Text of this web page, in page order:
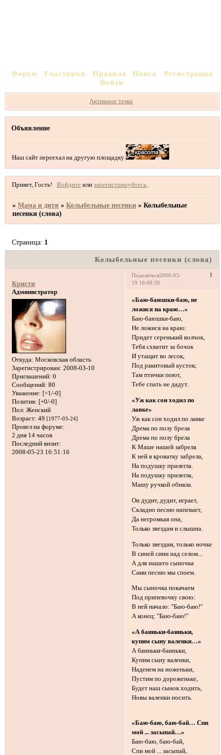
Форум Участники Правила Поиск
Регистрация
Войти
Активные темы
Объявление
Наш сайт переехал на другую площадку
Привет, Гость! Войдите илизарегистрируйтесь
»Мама и дитя »Колыбельные песенки »Колыбельные
песенки (слова)
Колыбельные песенки (слова)
Страница: 1
Поделиться 1
2008-03-
19 16:08:59
Кристи
Администратор
Откуда: Московская область
Зарегистрирован: 2008-03-10
Приглашений: 0
Сообщений: 80
Уважение: [+1/-0]
Позитив: [+0/-0]
Пол: Женский
Возраст: 49 [1977-03-24]
Провел на форуме:
2 дня 14 часов
Последний визит:
2008-05-23 16:51:16
«Баю-баюшки-баю, не
ложися на краю…»
Баю-баюшки-баю,
Не ложися на краю:
Придет серенький волчок,
Тебя схватит за бочок
И утащит во лесок,
Под ракитовый кусток;
Там птички поют,
Тебе спать не дадут.
«Уж как сон ходил по
лавке»
Уж как сон ходил по лавке
Дрема по полу брела
Дрема по полу брела
К Маше нашей забрела
К ней в кроватку забрела,
На подушку прилегла.
На подушку прилегла,
Машу ручкой обняла.
Он дудит, дудит, играет,
Складно песню напевает,
Да негромкая она,
Только звездам и слышна.
Только звездам, только ночке
В синей сини над селом...
А для нашего сыночка
Сами песню мы споем.
Мы сыночка покачаем
Под припевочку свою:
В ней начало: "Баю-баю!"
А конец: "Баю-баю!"
«А баиньки-баиньки,
купим сыну валенки…»
А баиньки-баиньки,
Купим сыну валенки,
Наденем на ноженьки,
Пустим по дороженьке,
Будет наш сынок ходить,
Новы валенки носить.
«Баю-баю, баю-бай… Спи
мой ... засыпай…»
Баю-баю, баю-бай,
Спи мой ... засыпай,